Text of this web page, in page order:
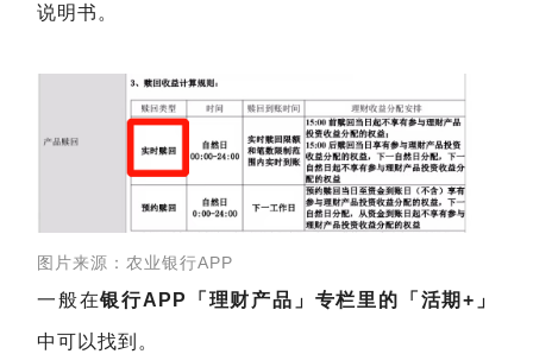
说明书。
图片来源：农业银行APP
一般在银行APP「理财产品」专栏里的「活期+」
中可以找到。